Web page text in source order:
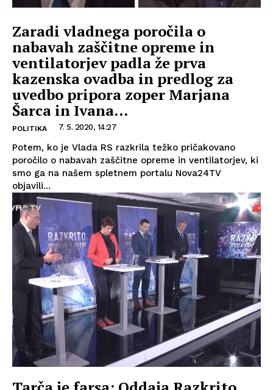
Zaradi vladnega poročila o
nabavah zaščitne opreme in
ventilatorjev padla že prva
kazenska ovadba in predlog za
uvedbo pripora zoper Marjana
Šarca in Ivana...
POLITIKA 7. 5. 2020, 14:27
Potem, ko je Vlada RS razkrila težko pričakovano
poročilo o nabavah zaščitne opreme in ventilatorjev, ki
smo ga na našem spletnem portalu Nova24TV
objavili...